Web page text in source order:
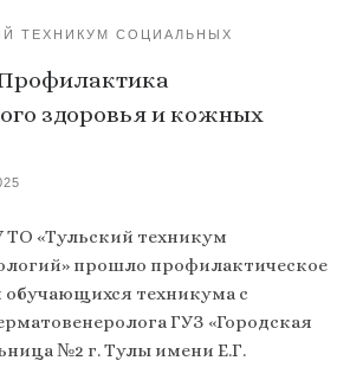
ТЕХНИКУМ СОЦИАЛЬНЫХ
Профилактика
здоровья и кожных
ТО «Тульский техникум
прошло профилактическое
техникума с
ГУЗ «Городская
№2 г. Тулы имени Е.Г.